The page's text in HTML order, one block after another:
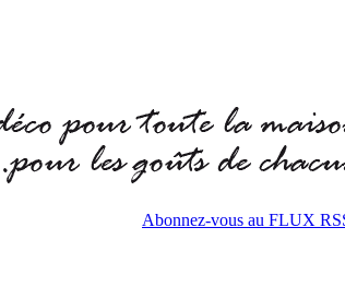
Abonnez-vous au FLUX